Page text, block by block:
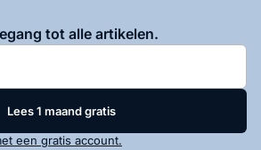
|Privacy instellingen
tot alle artikelen.
Lees 1 maand gratis
een gratis account.